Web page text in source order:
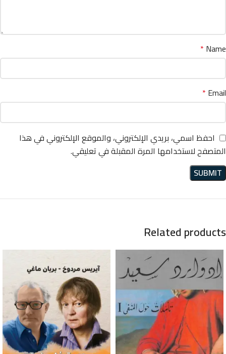
Name
*
Email
*
احفظ اسمي، بريدي الإلكتروني، والموقع الإلكتروني في هذا
المتصفح لاستخدامها المرة المقبلة في تعليقي.
Related products